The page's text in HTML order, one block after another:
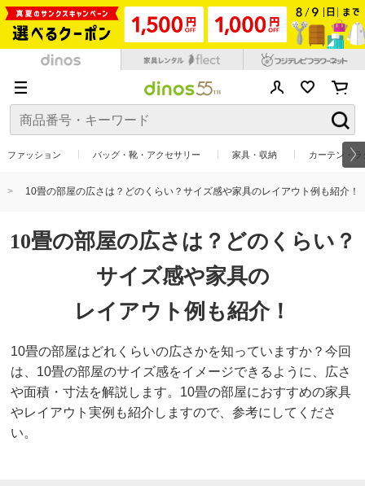
ファッション バッグ・靴・アクセサリー 家具・収納 カーテン・
10畳の部屋の広さは？どのくらい？サイズ感や家具のレイアウト例も紹介！
10畳の部屋の広さは？どのくらい？
サイズ感や家具の
レイアウト例も紹介！
10畳の部屋はどれくらいの広さかを知っていますか？今回
は、10畳の部屋のサイズ感をイメージできるように、広さ
や面積・寸法を解説します。10畳の部屋におすすめの家具
やレイアウト実例も紹介しますので、参考にしてくださ
い。